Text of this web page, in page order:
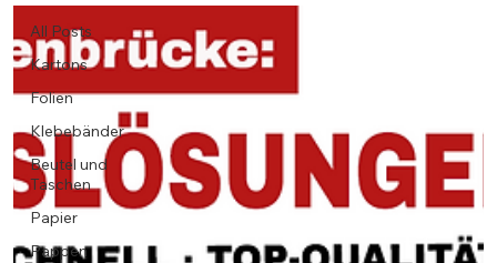
All Posts
Kartons
Folien
Klebebänder
Beutel und
Taschen
Papier
Pappen